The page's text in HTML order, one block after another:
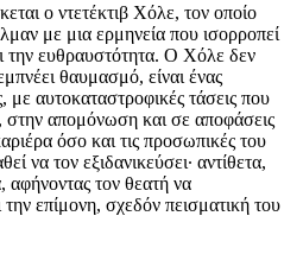
ο ντετέκτιβ Χόλε, τον οποίο
με μια ερμηνεία που ισορροπεί
την ευθραυστότητα. Ο Χόλε δεν
θαυμασμό, είναι ένας
αυτοκαταστροφικές τάσεις που
στην απομόνωση και σε αποφάσεις
όσο και τις προσωπικές του
να τον εξιδανικεύσει· αντίθετα,
αφήνοντας τον θεατή να
επίμονη, σχεδόν πεισματική του